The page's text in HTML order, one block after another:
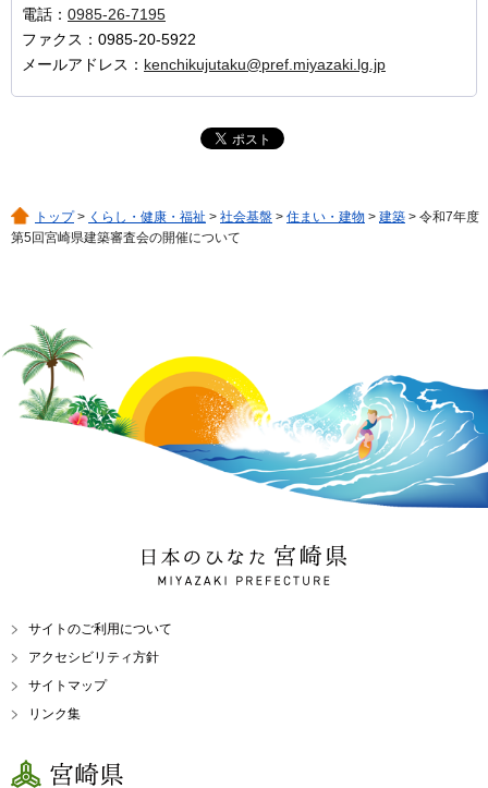
電話： 0985-26-7195
ファクス：0985-20-5922
メールアドレス： kenchikujutaku@pref.miyazaki.lg.jp
トップ> くらし・健康・福祉 > 社会基盤 > 住まい・建物 > 建築 > 令和7年度
第5回宮崎県建築審査会の開催について
日本のひなた 宮崎県
MIYAZAKI PREFECTURE
サイトのご利用について
アクセシビリティ方針
サイトマップ
リンク集
宮崎県